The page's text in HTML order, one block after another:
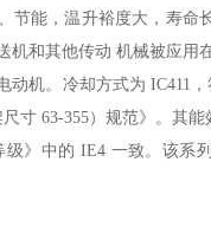
节能，温升裕度大，寿
和其他传动 机械被应用
机。冷却方式为 IC411
寸 63-355）规范》。其
》中的 IE4 一致。该